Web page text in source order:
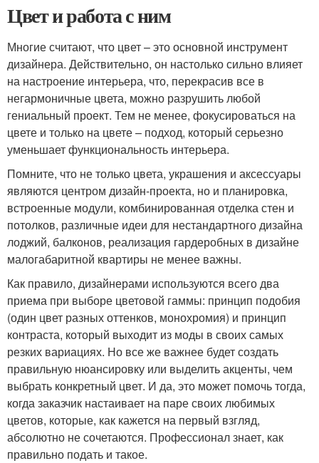
Цвет и работа с ним
Многие считают, что цвет – это основной инструмент
дизайнера. Действительно, он настолько сильно влияет
на настроение интерьера, что, перекрасив все в
негармоничные цвета, можно разрушить любой
гениальный проект. Тем не менее, фокусироваться на
цвете и только на цвете – подход, который серьезно
уменьшает функциональность интерьера.
Помните, что не только цвета, украшения и аксессуары
являются центром дизайн-проекта, но и планировка,
встроенные модули, комбинированная отделка стен и
потолков, различные идеи для нестандартного дизайна
лоджий, балконов, реализация гардеробных в дизайне
малогабаритной квартиры не менее важны.
Как правило, дизайнерами используются всего два
приема при выборе цветовой гаммы: принцип подобия
(один цвет разных оттенков, монохромия) и принцип
контраста, который выходит из моды в своих самых
резких вариациях. Но все же важнее будет создать
правильную нюансировку или выделить акценты, чем
выбрать конкретный цвет. И да, это может помочь тогда,
когда заказчик настаивает на паре своих любимых
цветов, которые, как кажется на первый взгляд,
абсолютно не сочетаются. Профессионал знает, как
правильно подать и такое.